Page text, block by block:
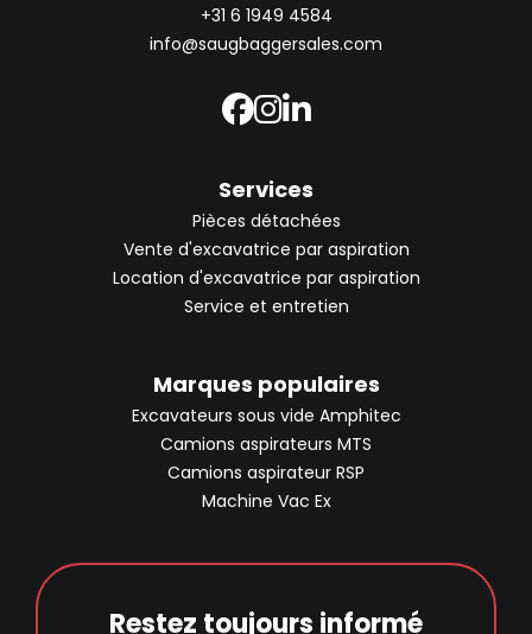
+31 6 1949 4584
info@saugbaggersales.com
Services
Pièces détachées
Vente d'excavatrice par aspiration
Location d'excavatrice par aspiration
Service et entretien
Marques populaires
Excavateurs sous vide Amphitec
Camions aspirateurs MTS
Camions aspirateur RSP
Machine Vac Ex
Restez toujours informé